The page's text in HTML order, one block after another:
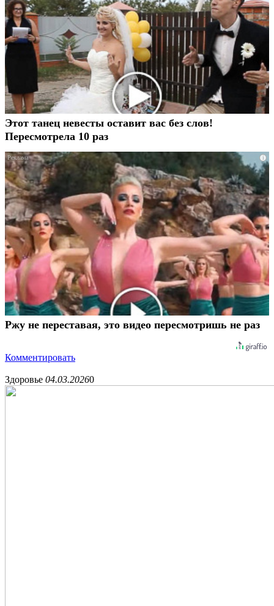
Этот танец невесты оставит вас без слов!
Пересмотрела 10 раз
i
Ржу не переставая, это видео пересмотришь не раз
Комментировать
Здоровье 04.03.20260